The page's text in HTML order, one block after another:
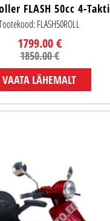
FLASH 50cc 4-Takti
FLASH50ROLL
1799.00 €
1850.00 €
VAATA LÄHEMALT